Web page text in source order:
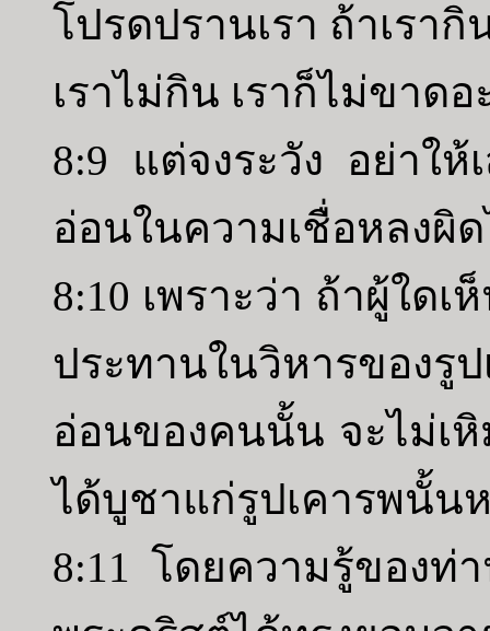
โปรดปรานเรา ถ้าเรากิ
เราไม่กิน เราก็ไม่ขาดอ
8:9 แต่จงระวัง อย่าใ
อ่อนในความเชื่อหลงผิ
8:10 เพราะว่า ถ้าผู้ใด
ประทานในวิหารขอ
อ่อนของคนนั้น จะไม่เ
ได้บูชาแก่รูปเคารพนั้น
8:11 โดยความรู้ของท่